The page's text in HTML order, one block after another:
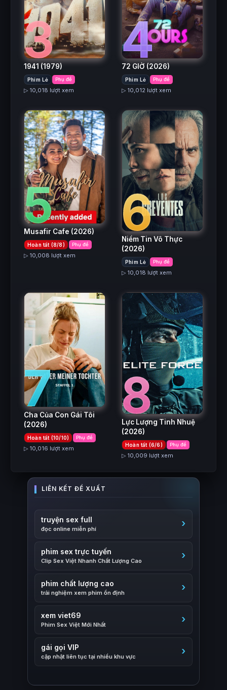
3
1941 (1979)
Phim Lẻ Phụ đề
▷ 10,018 lượt xem
4
72 GIỜ (2026)
Phim Lẻ Phụ đề
▷ 10,012 lượt xem
5
Musafir Cafe (2026)
Hoàn tất (8/8) Phụ đề
▷ 10,008 lượt xem
6
Niềm Tin Vô Thực
(2026)
Phim Lẻ Phụ đề
▷ 10,018 lượt xem
7
Cha Của Con Gái Tôi
(2026)
Hoàn tất (10/10) Phụ đề
▷ 10,016 lượt xem
8
Lực Lượng Tinh Nhuệ
(2026)
Hoàn tất (6/6) Phụ đề
▷ 10,009 lượt xem
truyện sex full
đọc online miễn phí
phim sex trực tuyến
Clip Sex Việt Nhanh Chất Lượng Cao
phim chất lượng cao
trải nghiệm xem phim ổn định
xem viet69
Phim Sex Việt Mới Nhất
gái gọi VIP
cập nhật liên tục tại nhiều khu vực